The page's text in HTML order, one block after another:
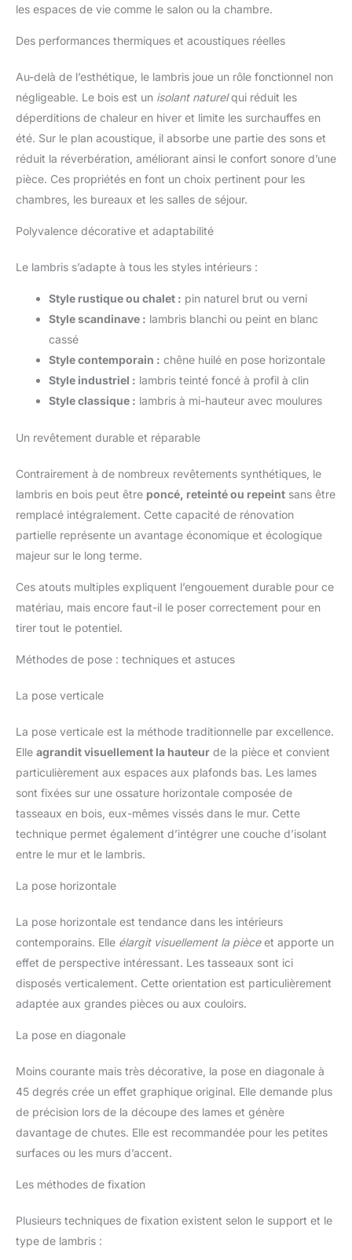
les espaces de vie comme le salon ou la chambre.
Des performances thermiques et acoustiques réelles
Au-delà de l’esthétique, le lambris joue un rôle fonctionnel non
négligeable. Le bois est un isolant naturelqui réduit les
déperditions de chaleur en hiver et limite les surchauffes en
été. Sur le plan acoustique, il absorbe une partie des sons et
réduit la réverbération, améliorant ainsi le confort sonore d’une
pièce. Ces propriétés en font un choix pertinent pour les
chambres, les bureaux et les salles de séjour.
Polyvalence décorative et adaptabilité
Le lambris s’adapte à tous les styles intérieurs :
Style rustique ou chalet : pin naturel brut ou verni
Style scandinave : lambris blanchi ou peint en blanc
cassé
Style contemporain : chêne huilé en pose horizontale
Style industriel : lambris teinté foncé à profil à clin
Style classique : lambris à mi-hauteur avec moulures
Un revêtement durable et réparable
Contrairement à de nombreux revêtements synthétiques, le
lambris en bois peut être poncé, reteinté ou repeint sans être
remplacé intégralement. Cette capacité de rénovation
partielle représente un avantage économique et écologique
majeur sur le long terme.
Ces atouts multiples expliquent l’engouement durable pour ce
matériau, mais encore faut-il le poser correctement pour en
tirer tout le potentiel.
Méthodes de pose : techniques et astuces
La pose verticale
La pose verticale est la méthode traditionnelle par excellence.
Elle agrandit visuellement la hauteur de la pièce et convient
particulièrement aux espaces aux plafonds bas. Les lames
sont fixées sur une ossature horizontale composée de
tasseaux en bois, eux-mêmes vissés dans le mur. Cette
technique permet également d’intégrer une couche d’isolant
entre le mur et le lambris.
La pose horizontale
La pose horizontale est tendance dans les intérieurs
contemporains. Elle élargit visuellement la pièceet apporte un
effet de perspective intéressant. Les tasseaux sont ici
disposés verticalement. Cette orientation est particulièrement
adaptée aux grandes pièces ou aux couloirs.
La pose en diagonale
Moins courante mais très décorative, la pose en diagonale à
45 degrés crée un effet graphique original. Elle demande plus
de précision lors de la découpe des lames et génère
davantage de chutes. Elle est recommandée pour les petites
surfaces ou les murs d’accent.
Les méthodes de fixation
Plusieurs techniques de fixation existent selon le support et le
type de lambris :